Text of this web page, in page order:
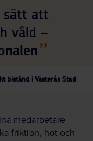
sätt att
våld –
bistånd i Västerås Stad
medarbetare
friktion, hot och